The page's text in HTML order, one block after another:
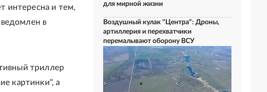
интересна и тем,
в
триллер
картинки", а
для мирной жизни
Воздушный кулак "Центра": Дроны,
артиллерия и перехватчики
перемалывают оборону ВСУ